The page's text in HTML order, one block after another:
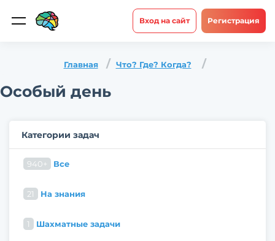
Вход на сайт Регистрация
Главная Что? Где? Когда?
Особый день
Категории задач
940+ Все
21 На знания
1 Шахматные задачи